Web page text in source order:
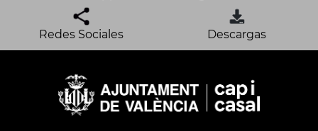
Redes Sociales Descargas